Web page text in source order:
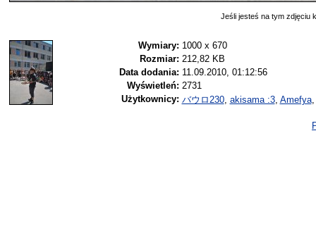
Jeśli jesteś na tym zdjęciu
Wymiary: 1000 x 670
Rozmiar: 212,82 KB
Data dodania: 11.09.2010, 01:12:56
Wyświetleń: 2731
Użytkownicy: バウロ230, akisama :3, Amefya